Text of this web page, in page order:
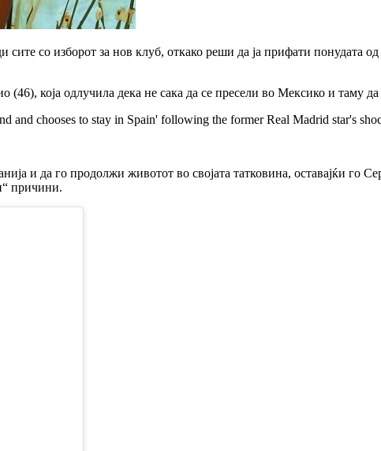
со изборот за нов клуб, откако реши да ја прифати понудата
која одлучила дека не сака да се пресели во Мексико и таму
and chooses to stay in Spain' following the former Real Madrid star's
и да го продолжи животот во својата татковина, оставајќи го
причини.